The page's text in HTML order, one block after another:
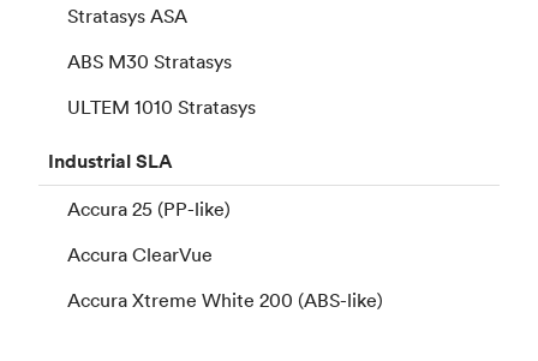
Stratasys ASA
ABS M30 Stratasys
ULTEM 1010 Stratasys
IndustrialSLA
Accura 25 (PP-like)
Accura ClearVue
Accura Xtreme White 200 (ABS-like)